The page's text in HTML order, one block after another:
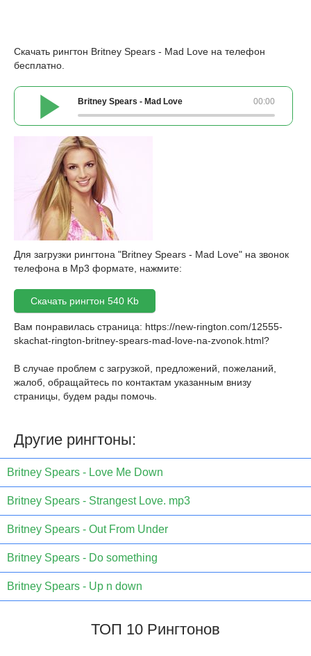
Скачать рингтон Britney Spears - Mad Love на телефон
бесплатно.
00:00
Britney Spears - Mad Love
Для загрузки рингтона "Britney Spears - Mad Love" на звонок
телефона в Mp3 формате, нажмите:
Скачать рингтон 540 Kb
Вам понравилась страница: https://new-rington.com/12555-
skachat-rington-britney-spears-mad-love-na-zvonok.html?
В случае проблем с загрузкой, предложений, пожеланий,
жалоб, обращайтесь по контактам указанным внизу
страницы, будем рады помочь.
Другие рингтоны:
Britney Spears - Love Me Down
Britney Spears - Strangest Love. mp3
Britney Spears - Out From Under
Britney Spears - Do something
Britney Spears - Up n down
ТОП 10 Рингтонов